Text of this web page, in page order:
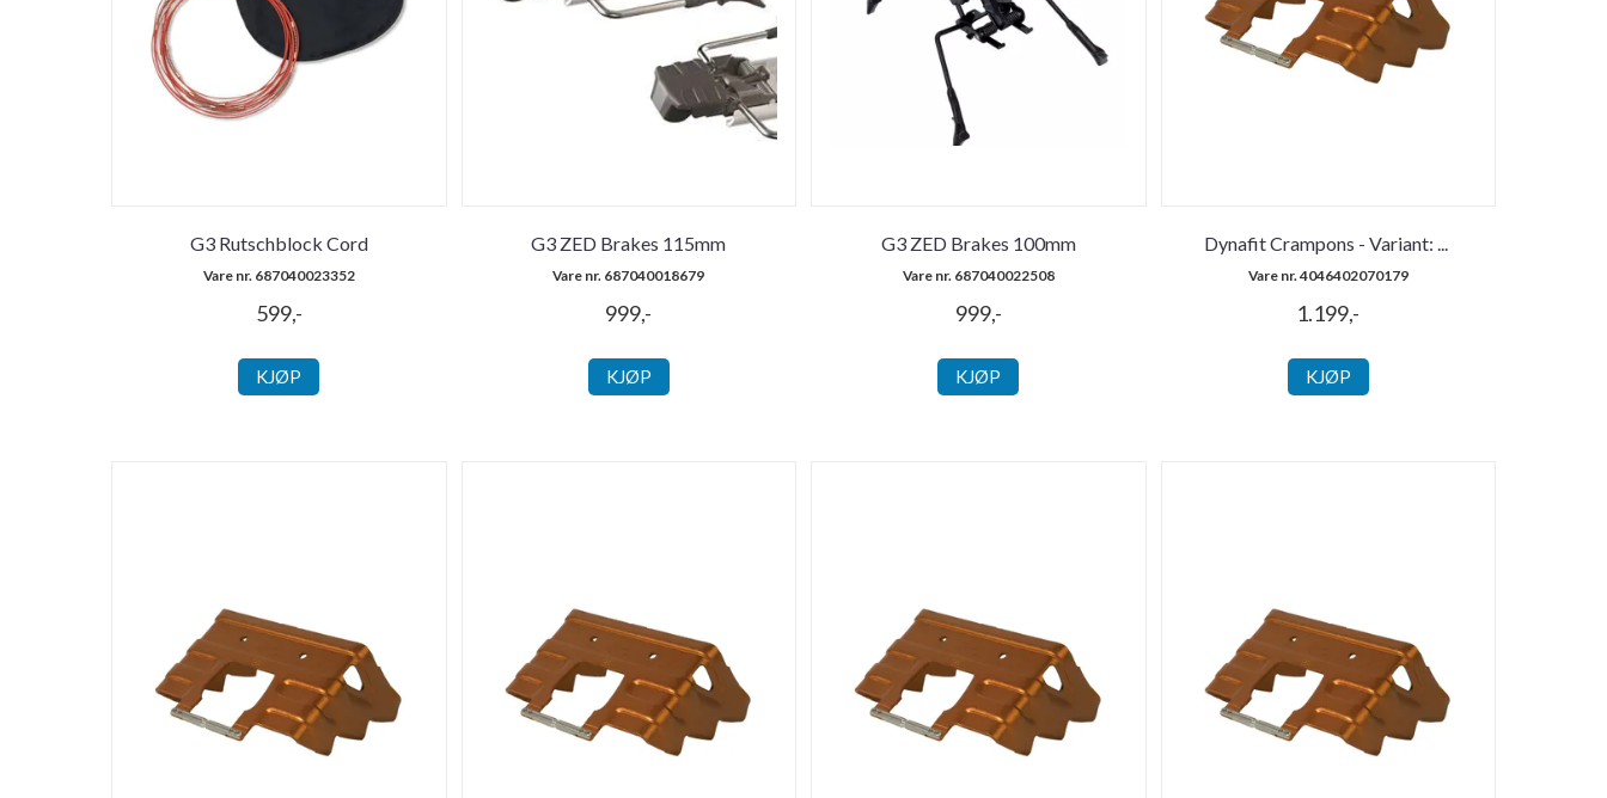
G3 Rutschblock Cord
Vare nr. 687040023352
599,-
KJØP
G3 ZED Brakes 115mm
Vare nr. 687040018679
999,-
KJØP
G3 ZED Brakes 100mm
Vare nr. 687040022508
999,-
KJØP
Dynafit Crampons - Variant:...
Vare nr. 4046402070179
1.199,-
KJØP